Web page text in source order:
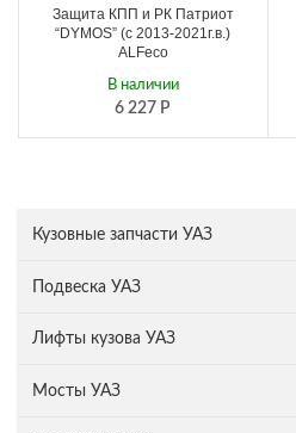
Кузовные запчасти УАЗ
Подвеска УАЗ
Лифты кузова УАЗ
Мосты УАЗ
Защита КПП и РК Патриот
“DYMOS” (с 2013-2021г.в.)
ALFeco
6 227 Р
В наличии